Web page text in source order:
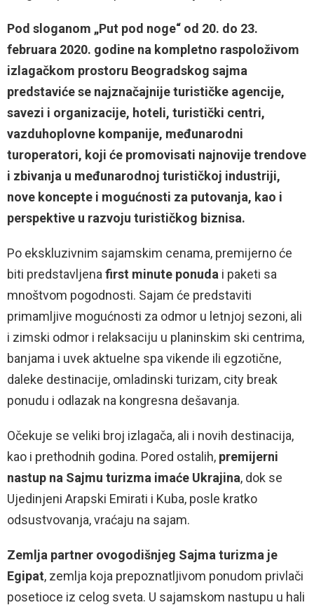
Pod sloganom „Put pod noge“ od 20. do 23.
februara 2020. godine na kompletno raspoloživom
izlagačkom prostoru Beogradskog sajma
predstaviće se najznačajnije turističke agencije,
savezi i organizacije, hoteli, turistički centri,
vazduhoplovne kompanije, međunarodni
turoperatori, koji će promovisati najnovije trendove
i zbivanja u međunarodnoj turističkoj industriji,
nove koncepte i mogućnosti za putovanja, kao i
perspektive u razvoju turističkog biznisa.
Po ekskluzivnim sajamskim cenama, premijerno će
biti predstavljena first minute ponuda i paketi sa
mnoštvom pogodnosti. Sajam će predstaviti
primamljive mogućnosti za odmor u letnjoj sezoni, ali
i zimski odmor i relaksaciju u planinskim ski centrima,
banjama i uvek aktuelne spa vikende ili egzotične,
daleke destinacije, omladinski turizam, city break
ponudu i odlazak na kongresna dešavanja.
Očekuje se veliki broj izlagača, ali i novih destinacija,
kao i prethodnih godina. Pored ostalih, premijerni
nastup na Sajmu turizma imaće Ukrajina, dok se
Ujedinjeni Arapski Emirati i Kuba, posle kratko
odsustvovanja, vraćaju na sajam.
Zemlja partner ovogodišnjeg Sajma turizma je
Egipat, zemlja koja prepoznatljivom ponudom privlači
posetioce iz celog sveta. U sajamskom nastupu u hali